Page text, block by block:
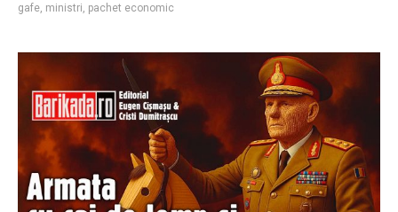
gafe, ministri, pachet economic